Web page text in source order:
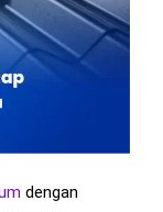
dengan